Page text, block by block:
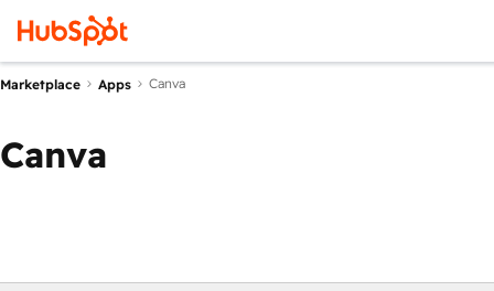
Marketplace Apps Canva
Canva